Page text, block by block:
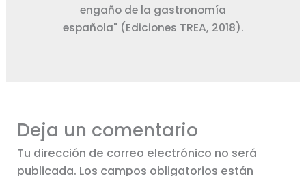
engaño de la gastronomía
española" (Ediciones TREA, 2018).
Deja un comentario
Tu dirección de correo electrónico no será
publicada. Los campos obligatorios están